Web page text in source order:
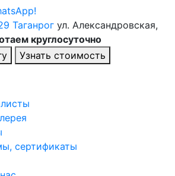
Таганрог ул. Александровская,
круглосуточно
Узнать стоимость
сертификаты